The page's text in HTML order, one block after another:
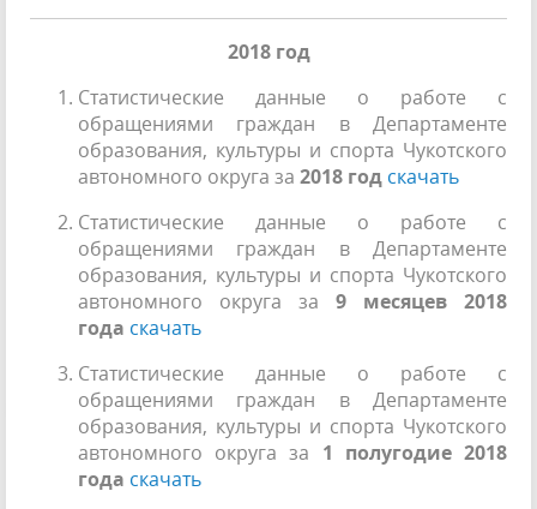
2018 год
Статистические данные о работе с
обращениями граждан в Департаменте
образования, культуры и спорта Чукотского
автономного округа за 2018 год скачать
Статистические данные о работе с
обращениями граждан в Департаменте
образования, культуры и спорта Чукотского
автономного округа за 9 месяцев 2018
года скачать
Статистические данные о работе с
обращениями граждан в Департаменте
образования, культуры и спорта Чукотского
автономного округа за 1 полугодие 2018
года скачать